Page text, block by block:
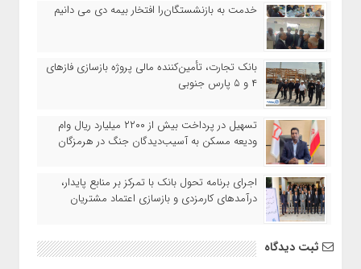
خدمت به بازنشستگان‌را افتخار بیمه دی می دانیم
بانک تجارت، تأمین‌کننده مالی پروژه بازسازی فازهای
۴ و ۵ پارس جنوبی
تسهیل در پرداخت بیش از ۲۲۰۰ میلیارد ریال وام
ودیعه مسکن به آسیب‌دیدگان جنگ در هرمزگان
اجرای برنامه تحول بانک با تمرکز بر منابع پایدار،
درآمدهای کارمزدی و بازسازی اعتماد مشتریان
ثبت دیدگاه